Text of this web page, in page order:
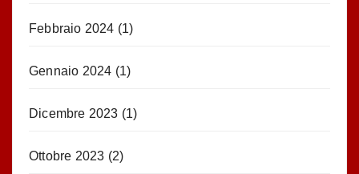
Febbraio 2024 (1)
Gennaio 2024 (1)
Dicembre 2023 (1)
Ottobre 2023 (2)